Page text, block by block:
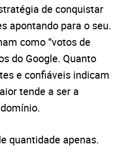
de conquistar
apontando para o seu.
como “votos de
do Google. Quanto
e confiáveis indicam
tende a ser a
quantidade apenas.